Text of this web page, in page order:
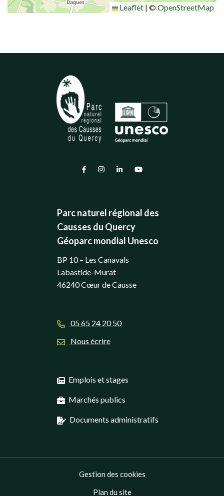
Leaflet | © OpenStreetMap
Lien vers le compte Facebook
Lien vers le compte Instagram
Lien vers le compte Linkedin
Lien vers la chaîne
Parc naturel régional des
Causses du Quercy
Géoparc mondial Unesco
BP 10 – Les Canavals
Labastide-Murat
46240 Cœur de Causse
05 65 24 20 50
Nous écrire
Emplois et stages
Marchés publics
Documents administratifs
Gestion des cookies
Plan du site